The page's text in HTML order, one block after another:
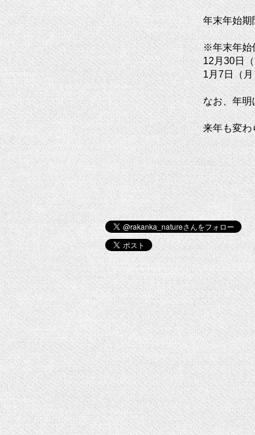
年末年始期
※年末年
12月30日
1月7日（
なお、年明
来年も変わ